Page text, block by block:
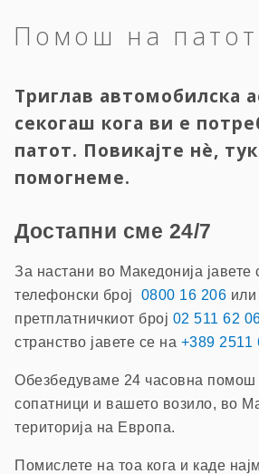
Помош на патот
Триглав автомобилска
секогаш кога ви е
патот. Повикајте нè,
помогнеме.
Достапни сме 24/7
За настани во Македонија јавете
телефонски број 0800 16 206 или
претплатничкиот број 02 511 62
странство јавете се на +389 2511
Обезбедуваме 24 часовна помош
сопатници и вашето возило, во
територија на Европа.
П омислете на тоа кога и каде